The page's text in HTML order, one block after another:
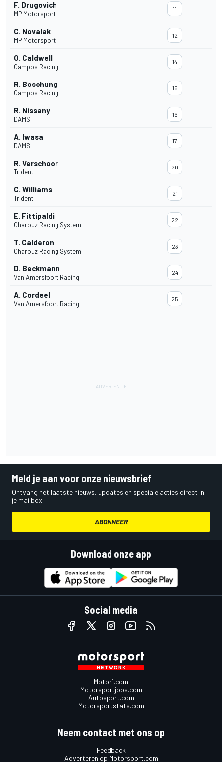
F. Drugovich
MP Motorsport
11
C. Novalak
MP Motorsport
12
O. Caldwell
Campos Racing
14
R. Boschung
Campos Racing
15
R. Nissany
DAMS
16
A. Iwasa
DAMS
17
R. Verschoor
Trident
20
C. Williams
Trident
21
E. Fittipaldi
Charouz Racing System
22
T. Calderon
Charouz Racing System
23
D. Beckmann
Van Amersfoort Racing
24
A. Cordeel
Van Amersfoort Racing
25
Meld je aan voor onze nieuwsbrief
Ontvang het laatste nieuws, updates en speciale acties direct in
je mailbox.
ABONNEER
Download onze app
Social media
Motor1.com
Motorsportjobs.com
Autosport.com
Motorsportstats.com
Neem contact met ons op
Feedback
Adverteren op Motorsport.com